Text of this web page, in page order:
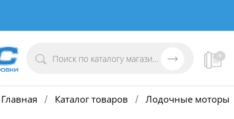
Главная / Каталог товаров / Лодочные моторы